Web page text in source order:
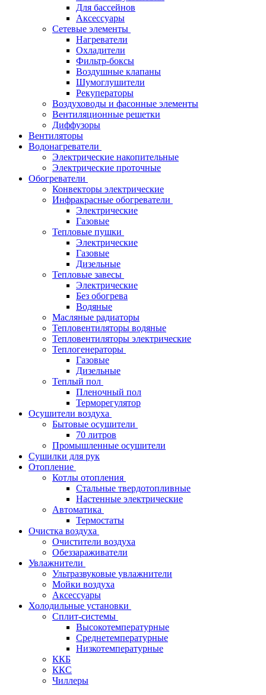
Для бассейнов
Аксессуары
Сетевые элементы
Нагреватели
Охладители
Фильтр-боксы
Воздушные клапаны
Шумоглушители
Рекуператоры
Воздуховоды и фасонные элементы
Вентиляционные решетки
Диффузоры
Вентиляторы
Водонагреватели
Электрические накопительные
Электрические проточные
Обогреватели
Конвекторы электрические
Инфракрасные обогреватели
Электрические
Газовые
Тепловые пушки
Электрические
Газовые
Дизельные
Тепловые завесы
Электрические
Без обогрева
Водяные
Масляные радиаторы
Тепловентиляторы водяные
Тепловентиляторы электрические
Теплогенераторы
Газовые
Дизельные
Теплый пол
Пленочный пол
Терморегулятор
Осушители воздуха
Бытовые осушители
70 литров
Промышленные осушители
Сушилки для рук
Отопление
Котлы отопления
Стальные твердотопливные
Настенные электрические
Автоматика
Термостаты
Очистка воздуха
Очистители воздуха
Обеззараживатели
Увлажнители
Ультразвуковые увлажнители
Мойки воздуха
Аксессуары
Холодильные установки
Сплит-системы
Высокотемпературные
Среднетемпературные
Низкотемпературные
ККБ
ККС
Чиллеры